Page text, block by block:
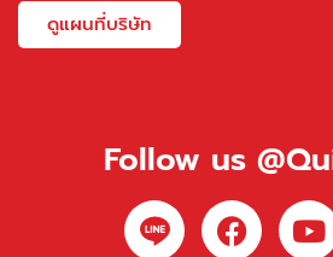
ดูแผนที่บริษัท
Follow us